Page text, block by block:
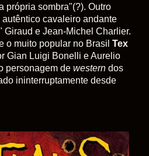
própria sombra"(?). Outro
autêntico cavaleiro andante
e Jean-Michel Charlier.
o muito popular no Brasil Tex
Gian Luigi Bonelli e Aurelio
personagem de western dos
ininterruptamente desde